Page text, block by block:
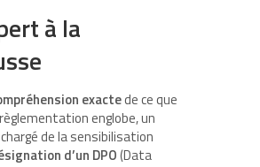
à la
exactede ce que
englobe, un
de la sensibilisation
d’un DPO(Data